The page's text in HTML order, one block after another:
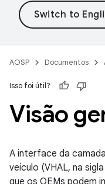
AOSP Documentos
Isso foi útil?
Visão
A interface da
veículo (VHAL, na
que os OEMs podem